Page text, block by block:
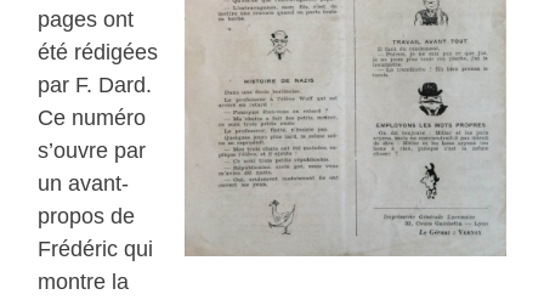
pages ont
été rédigées
par F. Dard.
Ce numéro
s’ouvre par
un avant-
propos de
Frédéric qui
montre la